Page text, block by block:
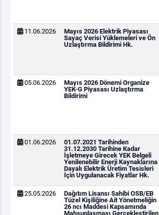
11.06.2026
Mayıs 2026 Elektrik Piyasası
Sayaç Verisi Yüklemeleri ve Ön
Uzlaştırma Bildirimi Hk.
05.06.2026
Mayıs 2026 Dönemi Organize
YEK-G Piyasası Uzlaştırma
Bildirimi
01.06.2026
01.07.2021 Tarihinden
31.12.2030 Tarihine Kadar
İşletmeye Girecek YEK Belgeli
Yenilenebilir Enerji Kaynaklarına
Dayalı Elektrik Üretim Tesisleri
İçin Uygulanacak Fiyatlar Hk.
25.05.2026
Dağıtım Lisansı Sahibi OSB/EB
Tüzel Kişiliğine Ait Yönetmeliğin
26 ncı Maddesi Kapsamında
Mahsuplaşması Gerçekleştirilen